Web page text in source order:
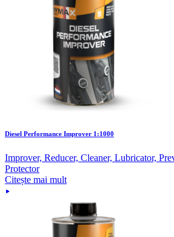
Diesel Performance Improver 1:1000
Improver, Reducer, Cleaner, Lubricator,
Protector
Citește mai mult